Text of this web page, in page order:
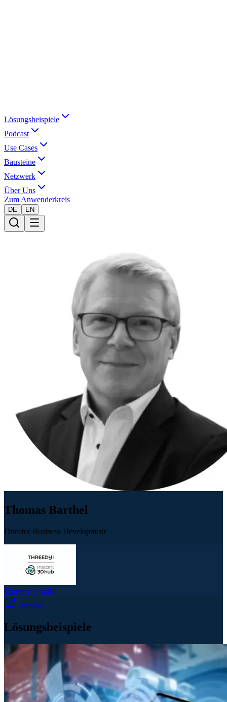
Lösungsbeispiele
Podcast
Use Cases
Bausteine
Netzwerk
Über Uns
Zum Anwenderkreis
DE EN
Thomas Barthel
Director Business Development
Threedy GmbH
Website
Lösungsbeispiele